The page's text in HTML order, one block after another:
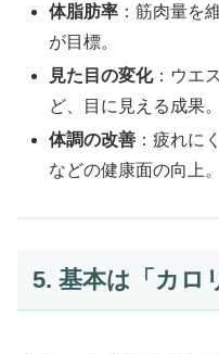
体脂肪率 ：筋肉量を
が目標。
見た目の変化：ウエ
ど、目に見える成果。
体調の改善 ：疲れに
などの健康面の向上。
5. 基本は「カロ